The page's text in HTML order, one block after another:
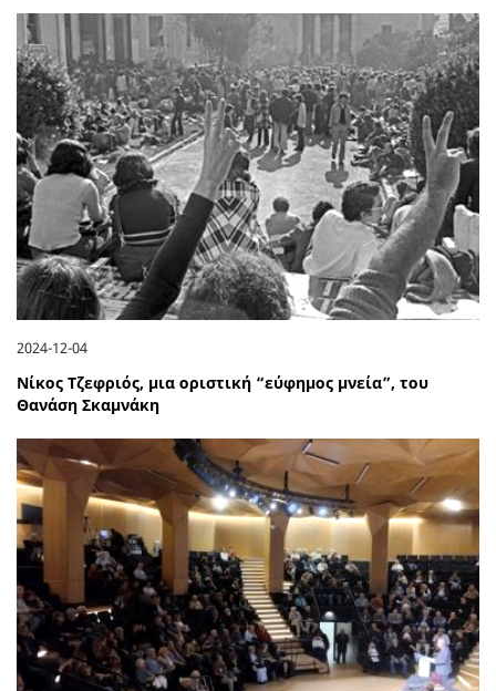
2024-12-04
Νίκος Τζεφριός, μια οριστική “εύφημος μνεία”, του
Θανάση Σκαμνάκη